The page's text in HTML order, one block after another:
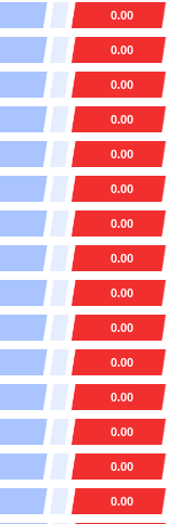
0.00
0.00
0.00
0.00
0.00
0.00
0.00
0.00
0.00
0.00
0.00
0.00
0.00
0.00
0.00